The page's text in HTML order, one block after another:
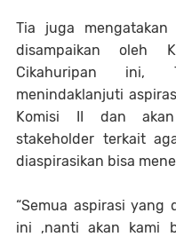
Tia juga
disampaikan oleh
Cikahuripan ini,
menindaklanjuti
Komisi II dan
stakeholder terkait
diaspirasikan bisa
“Semua aspirasi yang
ini ,nanti akan kami